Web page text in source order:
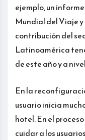
ejemplo, un
Mundial del Viaje
contribución del
Latinoamérica
de este año y a
En la
usuario inicia
hotel. En el
cuidar a los